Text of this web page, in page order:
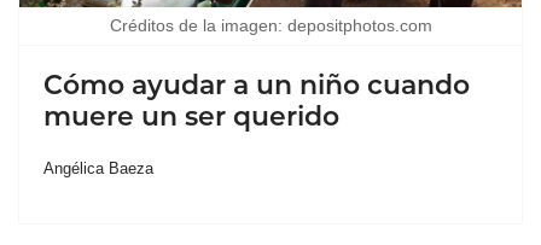
Créditos de la imagen: depositphotos.com
Cómo ayudar a un niño cuando
muere un ser querido
Angélica Baeza